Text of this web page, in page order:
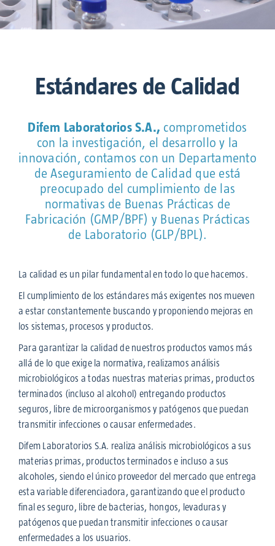
Estándares de Calidad
Difem Laboratorios S.A., comprometidos
con la investigación, el desarrollo y la
innovación, contamos con un Departamento
de Aseguramiento de Calidad que está
preocupado del cumplimiento de las
normativas de Buenas Prácticas de
Fabricación (GMP/BPF) y Buenas Prácticas
de Laboratorio (GLP/BPL).
La calidad es un pilar fundamental en todo lo que hacemos.
El cumplimiento de los estándares más exigentes nos mueven
a estar constantemente buscando y proponiendo mejoras en
los sistemas, procesos y productos.
Para garantizar la calidad de nuestros productos vamos más
allá de lo que exige la normativa, realizamos análisis
microbiológicos a todas nuestras materias primas, productos
terminados (incluso al alcohol) entregando productos
seguros, libre de microorganismos y patógenos que puedan
transmitir infecciones o causar enfermedades.
Difem Laboratorios S.A. realiza análisis microbiológicos a sus
materias primas, productos terminados e incluso a sus
alcoholes, siendo el único proveedor del mercado que entrega
esta variable diferenciadora, garantizando que el producto
final es seguro, libre de bacterias, hongos, levaduras y
patógenos que puedan transmitir infecciones o causar
enfermedades a los usuarios.